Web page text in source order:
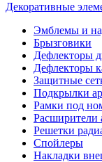
Декоративные
Эмблемы и
Брызговики
Дефлекторы
Дефлекторы
Защитные
Подкрылки
Рамки под
Расширители
Решетки
Спойлеры
Накладки